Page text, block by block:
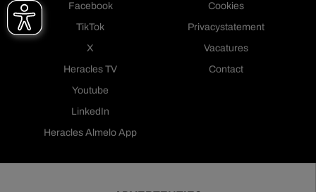
Facebook
TikTok
X
Heracles TV
Youtube
LinkedIn
Heracles Almelo App
Cookies
Privacystatement
Vacatures
Contact